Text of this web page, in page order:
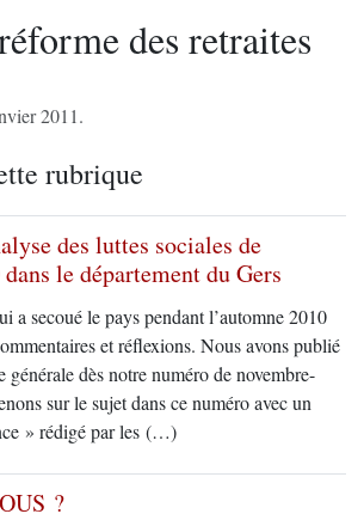
des retraites
2011.
rubrique
des luttes sociales de
le département du Gers
a secoué le pays pendant l’automne 2010
et réflexions. Nous avons publié
générale dès notre numéro de novembre-
sur le sujet dans ce numéro avec un
» rédigé par les (…)
?